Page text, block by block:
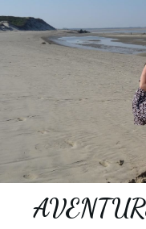
to
content